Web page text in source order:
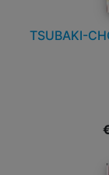
TSUBAKI-